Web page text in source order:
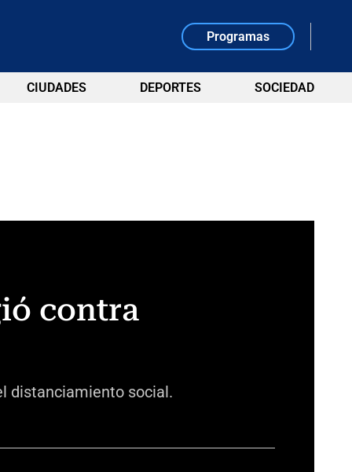
Programas
CIUDADES DEPORTES SOCIEDAD
contra
distanciamiento social.